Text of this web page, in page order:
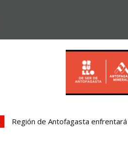
Región de Antofagasta